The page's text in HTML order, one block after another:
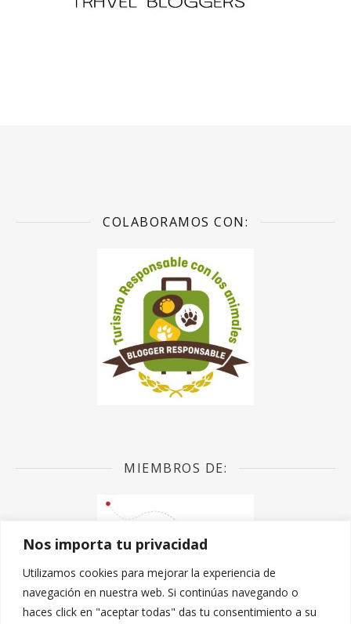
Nos importa tu privacidad
Utilizamos cookies para mejorar la experiencia de
navegación en nuestra web. Si continúas navegando o
haces click en "aceptar todas" das tu consentimiento a su
COLABORAMOS CON:
MIEMBROS DE: